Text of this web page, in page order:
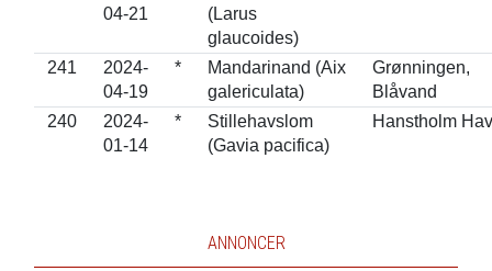
04-21
(Larus
glaucoides)
241
2024-
04-19
*
Mandarinand (Aix
galericulata)
Grønningen,
Blåvand
240
2024-
01-14
*
Stillehavslom
(Gavia pacifica)
Hanstholm
ANNONCER